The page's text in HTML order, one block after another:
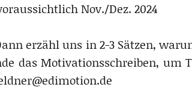
Nov./Dez. 2024
erzähl uns in 2-3 Sätzen,
das Motivationsschreiben, um